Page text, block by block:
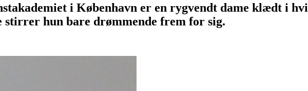
i København er en rygvendt dame klædt i
stirrer hun bare drømmende frem for sig.